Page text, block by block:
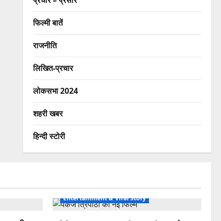
फिल्मी बातें
राजनीति
लिखित-प्रचार
लोकसभा 2024
शहरी खबर
हिन्दी स्टोरी
Entertainment & Viral Story